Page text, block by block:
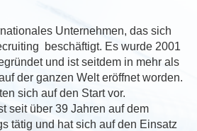
Unternehmen, das sich
beschäftigt. Es wurde 2001
und ist seitdem in mehr als
der ganzen Welt eröffnet worden.
sich auf den Start vor.
seit über 39 Jahren auf dem
tätig und hat sich auf den Einsatz